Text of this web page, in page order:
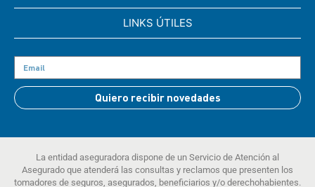
LINKS ÚTILES
Quiero recibir novedades
La entidad aseguradora dispone de un Servicio de Atención al
Asegurado que atenderá las consultas y reclamos que presenten los
tomadores de seguros, asegurados, beneficiarios y/o derechohabientes.